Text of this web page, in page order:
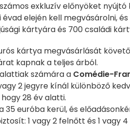
exkluzív előnyöket
évad elején kell megvásárolni,
kártyára és 700 családi
kártya megvásárlását
kapnak a teljes árból.
számára a Comédie-
2 jegyre kínál különböző
28 év alatti.
35 euróba kerül, és
1 vagy 2 felnőtt és 1 vagy